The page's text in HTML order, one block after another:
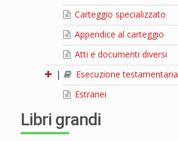
Carteggio specializzato
Appendice al carteggio
Atti e documenti diversi
|
Esecuzione testamentaria
Estranei
Libri grandi